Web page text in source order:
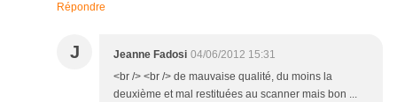
Répondre
J Jeanne Fadosi 04/06/2012 15:31
<br /> <br /> de mauvaise qualité, du moins la
deuxième et mal restituées au scanner mais bon ...